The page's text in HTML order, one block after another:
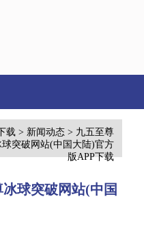
载> 新闻动态> 九五至尊
突破网站(中国大陆)官方
版APP下载
球突破网站(中国